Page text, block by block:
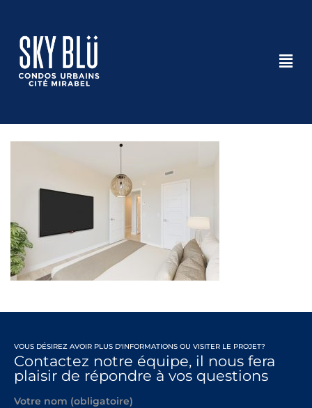
VOUS DÉSIREZ AVOIR PLUS D'INFORMATIONS OU VISITER LE PROJET?
Contactez notre équipe, il nous fera
plaisir de répondre à vos questions
Votre nom (obligatoire)